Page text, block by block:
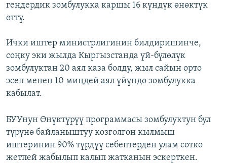
гендердик зомбулукка каршы 16 күндүк өнөктүк
өттү.
Ички иштер министрлигинин билдиришинче,
соңку эки жылда Кыргызстанда үй-бүлөлүк
зомбулуктан 20 аял каза болду, жыл сайын орто
эсеп менен 10 миңдей аял үйүндө зомбулукка
кабылат.
БУУнун Өнүктүрүү программасы зомбулуктун бул
түрүнө байланыштуу козголгон кылмыш
иштеринин 90% түрдүү себептерден улам сотко
жетпей жабылып калып жатканын эскерткен.